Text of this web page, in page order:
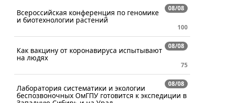
08/08
Всероссийская конференция по геномике
и биотехнологии растений
100
08/08
Как вакцину от коронавируса испытывают
на людях
75
08/08
Лаборатория систематики и экологии
беспозвоночных ОмГПУ готовится к экспедиции в